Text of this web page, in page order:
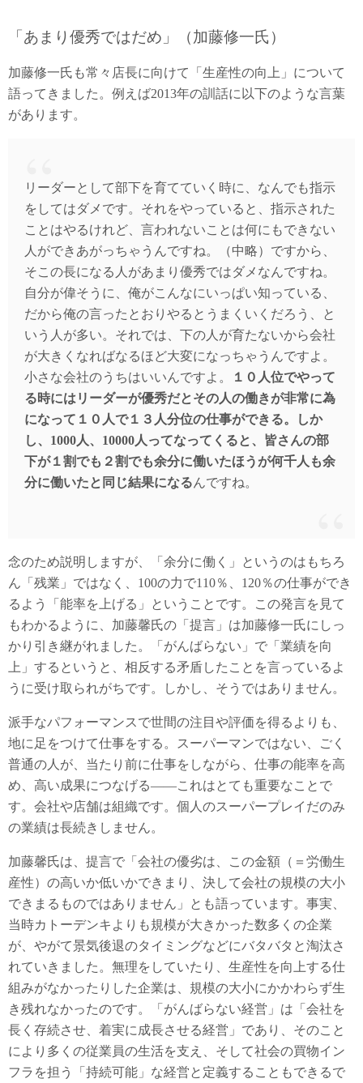
「あまり優秀ではだめ」（加藤修一氏）
加藤修一氏も常々店長に向けて「生産性の向上」について
語ってきました。例えば2013年の訓話に以下のような言葉
があります。
リーダーとして部下を育てていく時に、なんでも指示
をしてはダメです。それをやっていると、指示された
ことはやるけれど、言われないことは何にもできない
人ができあがっちゃうんですね。（中略）ですから、
そこの長になる人があまり優秀ではダメなんですね。
自分が偉そうに、俺がこんなにいっぱい知っている、
だから俺の言ったとおりやるとうまくいくだろう、と
いう人が多い。それでは、下の人が育たないから会社
が大きくなればなるほど大変になっちゃうんですよ。
小さな会社のうちはいいんですよ。
１０人位でやって
る時にはリーダーが優秀だとその人の働きが非常に為
になって１０人で１３人分位の仕事ができる。しか
し、1000人、10000人ってなってくると、皆さんの部
下が１割でも２割でも余分に働いたほうが何千人も余
分に働いたと同じ結果になるんですね。
念のため説明しますが、「余分に働く」というのはもちろ
ん「残業」ではなく、100の力で110％、120％の仕事ができ
るよう「能率を上げる」ということです。この発言を見て
もわかるように、加藤馨氏の「提言」は加藤修一氏にしっ
かり引き継がれました。「がんばらない」で「業績を向
上」するというと、相反する矛盾したことを言っているよ
うに受け取られがちです。しかし、そうではありません。
派手なパフォーマンスで世間の注目や評価を得るよりも、
地に足をつけて仕事をする。スーパーマンではない、ごく
普通の人が、当たり前に仕事をしながら、仕事の能率を高
め、高い成果につなげる――これはとても重要なことで
す。会社や店舗は組織です。個人のスーパープレイだのみ
の業績は長続きしません。
加藤馨氏は、提言で「会社の優劣は、この金額（＝労働生
産性）の高いか低いかできまり、決して会社の規模の大小
できまるものではありません」とも語っています。事実、
当時カトーデンキよりも規模が大きかった数多くの企業
が、やがて景気後退のタイミングなどにバタバタと淘汰さ
れていきました。無理をしていたり、生産性を向上する仕
組みがなかったりした企業は、規模の大小にかかわらず生
き残れなかったのです。「がんばらない経営」は「会社を
長く存続させ、着実に成長させる経営」であり、そのこと
により多くの従業員の生活を支え、そして社会の買物イン
フラを担う「持続可能」な経営と定義することもできるで